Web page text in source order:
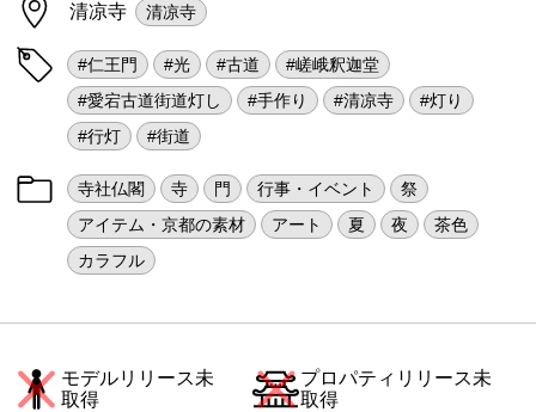
清凉寺 清凉寺
#仁王門 #光 #古道
#嵯峨釈迦堂
#愛宕古道街道灯し
#手作り #清凉寺
#灯り
#行灯
#街道
寺社仏閣 寺 門 行事・イベント
祭
アイテム・京都の素材
アート 夏 夜
茶色
カラフル
モデルリリース未
取得
プロパティリリース未
取得